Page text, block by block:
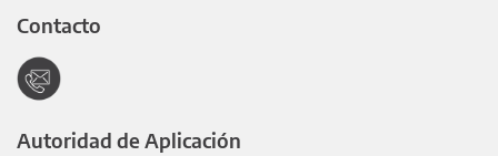
Contacto
Autoridad de Aplicación